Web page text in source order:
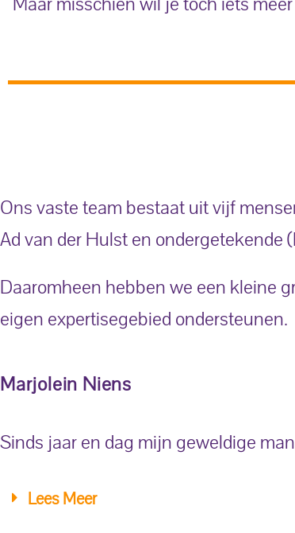
Ons vaste team bestaat uit vijf
Ad van der Hulst en ondergetekende
Daaromheen hebben we een kleine
eigen expertisegebied ondersteunen.
Marjolein Niens
Sinds jaar en dag mijn geweldige
Lees Meer